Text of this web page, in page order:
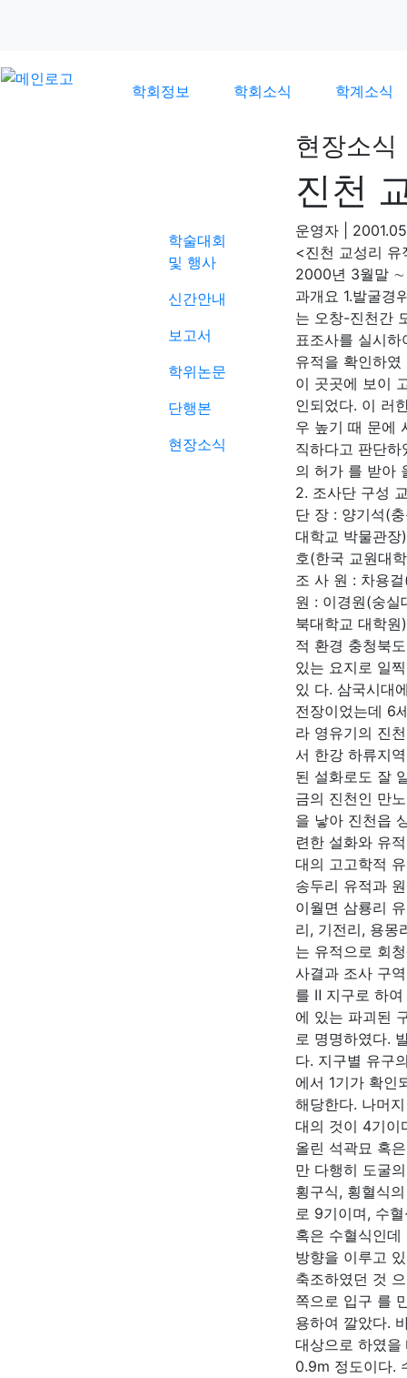
학회정보 학회소식 학계소식
학술대회
및 행사
신간안내
보고서
학위논문
단행본
현장소식
현장소식
진천
운영자
<진천 교성리 유
2000년 3월말 ∼
과개요 1.발굴경
는 오창-진천간
표조사를 실시
유적을 확인하
이 곳곳에 보이
인되었다. 이 러
우 높기 때 문에
직하다고 판단
의 허가 를 받아
2. 조사단 구성
단 장 : 양기석(
대학교 박물관
호(한국 교원대
조 사 원 : 차용
원 : 이경원(숭실
북대학교 대학
적 환경 충청북
있는 요지로 일
있 다. 삼국시대
전장이었는데 6
라 영유기의 진
서 한강 하류지
된 설화로도 잘
금의 진천인 만
을 낳아 진천읍
련한 설화와 유
대의 고고학적
송두리 유적과
이월면 삼룡리
리, 기전리, 용몽
는 유적으로 회
사결과 조사 구
를 Ⅱ 지구로 하
에 있는 파괴된
로 명명하였다.
다. 지구별 유구
에서 1기가 확인
해당한다. 나머
대의 것이 4기이
올린 석곽묘 혹
만 다행히 도굴
횡구식, 횡혈식
로 9기이며, 수
혹은 수혈식인
방향을 이루고
축조하였던 것
쪽으로 입구 를
용하여 깔았다.
대상으로 하였
0.9m 정도이다.